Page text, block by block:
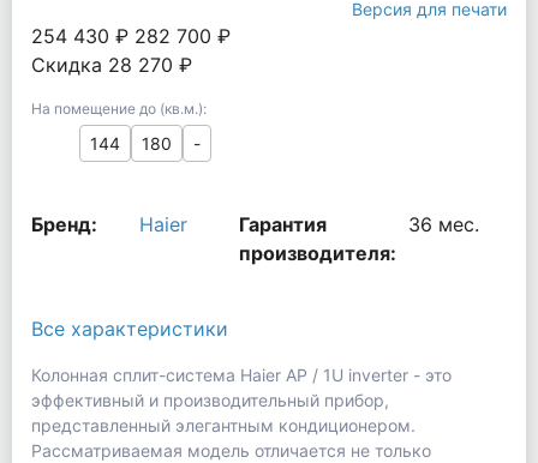
Версия для печати
254 430 ₽ 282 700 ₽
Скидка 28 270 ₽
На помещение до (кв.м.):
144 180 -
Бренд: Haier
Гарантия
производителя:
36 мес.
Все характеристики
Колонная сплит-система Haier AP / 1U inverter - это
эффективный и производительный прибор,
представленный элегантным кондиционером.
Рассматриваемая модель отличается не только